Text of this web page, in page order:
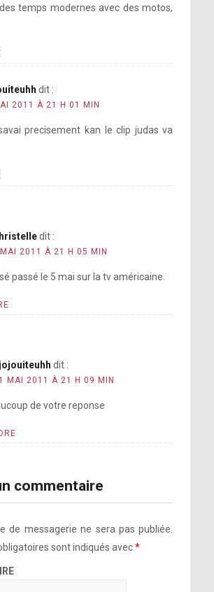
temps modernes avec des motos,
dit :
2011 À 21 H 01 MIN
precisement kan le clip judas va
dit :
2011 À 21 H 05 MIN
passé le 5 mai sur la tv américaine.
jojouiteuhh dit :
1 MAI 2011 À 21 H 09 MIN
de votre reponse
commentaire
de messagerie ne sera pas publiée.
sont indiqués avec*